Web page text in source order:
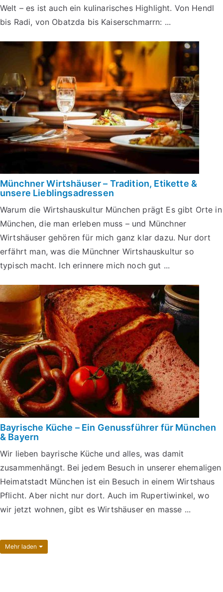
Welt – es ist auch ein kulinarisches Highlight. Von Hendl
bis Radi, von Obatzda bis Kaiserschmarrn: ...
Münchner Wirtshäuser – Tradition, Etikette &
unsere Lieblingsadressen
Warum die Wirtshauskultur München prägt Es gibt Orte in
München, die man erleben muss – und Münchner
Wirtshäuser gehören für mich ganz klar dazu. Nur dort
erfährt man, was die Münchner Wirtshauskultur so
typisch macht. Ich erinnere mich noch gut ...
Bayrische Küche – Ein Genussführer für München
& Bayern
Wir lieben bayrische Küche und alles, was damit
zusammenhängt. Bei jedem Besuch in unserer ehemaligen
Heimatstadt München ist ein Besuch in einem Wirtshaus
Pflicht. Aber nicht nur dort. Auch im Rupertiwinkel, wo
wir jetzt wohnen, gibt es Wirtshäuser en masse ...
Mehr laden